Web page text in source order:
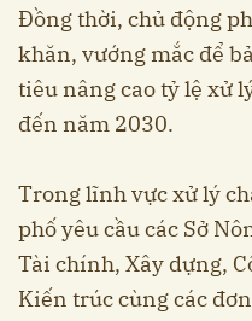
Đồng thời, chủ động
khăn, vướng mắc để
tiêu nâng cao tỷ lệ xử
đến năm 2030.
Trong lĩnh vực xử lý
phố yêu cầu các Sở
Tài chính, Xây dựng,
Kiến trúc cùng các